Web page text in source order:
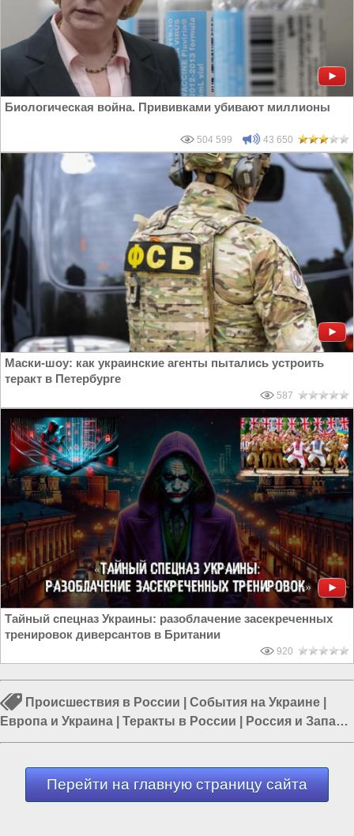
Биологическая война. Прививками убивают миллионы
504 599 43 650
Маски-шоу: как украинские агенты пытались устроить
теракт в Петербурге
587
Тайный спецназ Украины: разоблачение засекреченных
тренировок диверсантов в Британии
920
Происшествия в России События на Украине
Европа и Украина
Теракты в России Россия и Запад|
Россия и Евразия|События в Европе
Перейти на главную страницу сайта